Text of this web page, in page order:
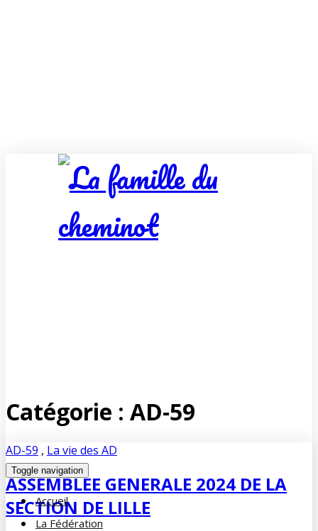
Toggle navigation
Accueil
La Fédération
Catégorie : AD-59
AD-59 , La vie des AD
ASSEMBLEE GENERALE 2024 DE LA
SECTION DE LILLE